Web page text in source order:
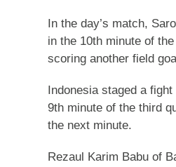
In the day’s match,
in the 10th minute of
scoring another field
Indonesia staged a
9th minute of the third
the next minute.
Rezaul Karim Babu of